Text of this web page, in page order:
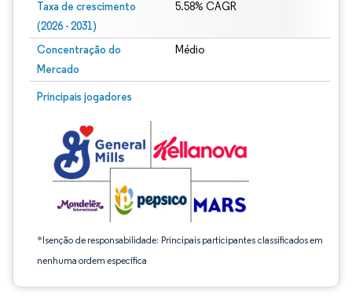
Taxa de crescimento
(2026 - 2031)
5.58% CAGR
Concentração do
Mercado
Médio
Principais jogadores
*Isenção de responsabilidade: Principais participantes classificados em
nenhuma ordem específica
Imagem © Mordor Intelligence. O reuso requer atribuição conforme CC BY 4.0.